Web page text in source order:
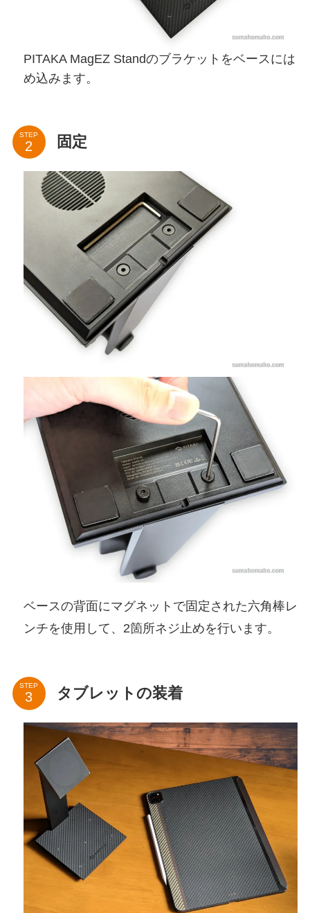
PITAKA MagEZ Standのブラケットをベースには
め込みます。
STEP 固定
ベースの背面にマグネットで固定された六角棒レ
ンチを使用して、2箇所ネジ止めを行います。
STEP タブレットの装着